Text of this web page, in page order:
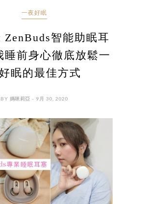
一夜好眠
智能助眠耳
睡前身心徹底放鬆一
眠的最佳方式
BY 媽咪莉亞 - 9月 30, 2020